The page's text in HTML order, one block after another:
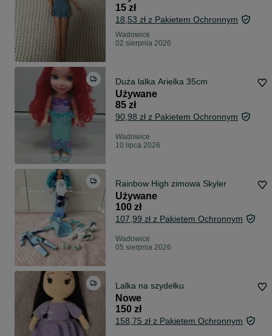
15 zł
18,53 zł z Pakietem Ochronnym
Wadowice
02 sierpnia 2026
Duża lalka Arielka 35cm
Używane
85 zł
90,98 zł z Pakietem Ochronnym
Wadowice
10 lipca 2026
Rainbow High zimowa Skyler
Używane
100 zł
107,99 zł z Pakietem Ochronnym
Wadowice
05 sierpnia 2026
Lalka na szydełku
Nowe
150 zł
158,75 zł z Pakietem Ochronnym